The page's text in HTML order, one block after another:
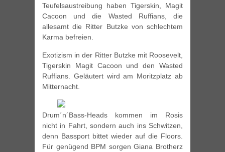
Teufelsaustreibung haben Tigerskin, Magit
Cacoon und die Wasted Ruffians, die
allesamt die Ritter Butzke von schlechtem
Karma befreien.
Exotizism in der Ritter Butzke mit Roosevelt,
Tigerskin Magit Cacoon und den Wasted
Ruffians. Geläutert wird am Moritzplatz ab
Mitternacht.
Drum´n´Bass-Heads kommen im Rosis
nicht in Fahrt, sondern auch ins Schwitzen,
denn Bassport bittet wieder auf die Floors.
Für genügend BPM sorgen Giana Brotherz